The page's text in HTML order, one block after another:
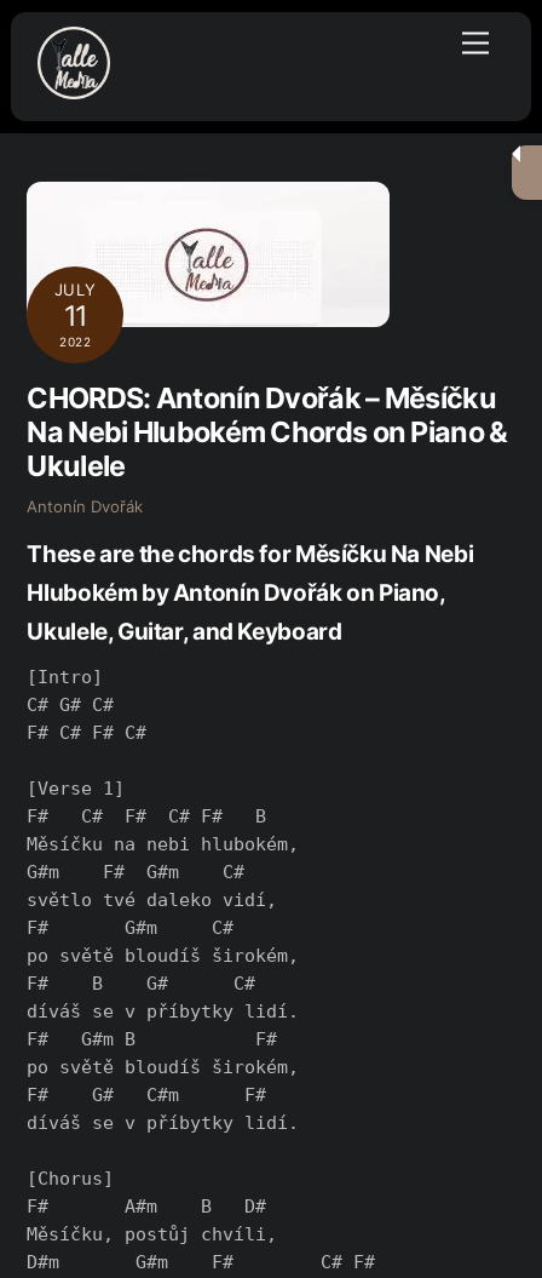
Skip
content
Menu
JULY
11
2022
CHORDS: Antonín Dvořák – Měsíčku
Na Nebi Hlubokém Chords on Piano &
Ukulele
Antonín Dvořák
These are the chords for Měsíčku Na Nebi
Hlubokém by Antonín Dvořák on Piano,
Ukulele, Guitar, and Keyboard
[Intro]
C# G# C#
F# C# F# C#
[Verse 1]
F#   C#  F#  C# F#   B
Měsíčku na nebi hlubokém,
G#m    F#  G#m    C#
světlo tvé daleko vidí,
F#       G#m     C#
po světě bloudíš širokém,
F#    B    G#      C#
díváš se v příbytky lidí.
F#   G#m B           F#
po světě bloudíš širokém,
F#    G#   C#m      F#
díváš se v příbytky lidí.
[Chorus]
F#       A#m    B   D#
Měsíčku, postůj chvíli,
D#m       G#m    F#        C# F#